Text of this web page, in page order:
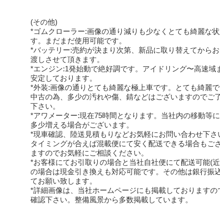
(その他)
*ゴムクローラー:画像の通り減りも少なくとても綺麗な
す。まだまだ使用可能です。
*バッテリー:売約が決まり次第、新品に取り替えてから
渡しさせて頂きます。
*エンジン:1発始動で絶好調です。アイドリング〜高速域
安定しております。
*外装:画像の通りとても綺麗な極上車です。とても綺麗
中古の為、多少の汚れや傷、錆などはございますのでご
下さい。
*アワメーター:現在75時間となります。当社内の移動等
多少増える場合がございます。
*現車確認、陸送見積もりなどお気軽にお問い合わせ下さ
タイミングが合えば混載便にて安く配送できる場合もご
ますのでお気軽にご相談ください。
*お客様にてお引取りの場合と当社自社便にて配送可能(
の場合は現金引き換えも対応可能です。その他は銀行振
てお願い致します。
*詳細画像は、当社ホームページにも掲載しておりますの
確認下さい。整備風景から多数掲載しています。